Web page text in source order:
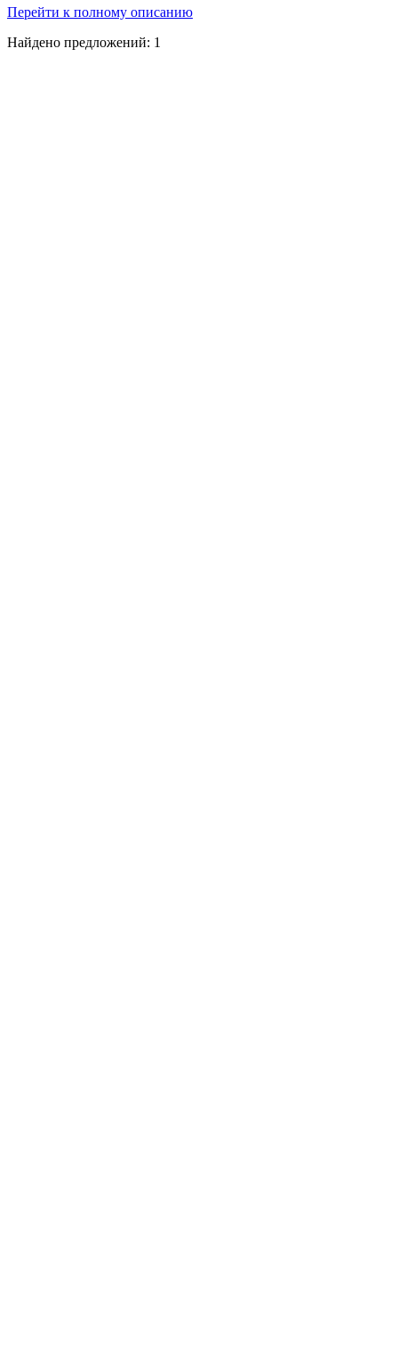
Перейти к полному описанию
Найдено предложений: 1